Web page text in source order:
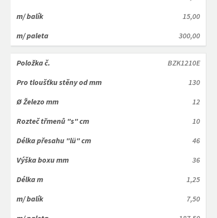
15,00
300,00
BZK1210E
130
12
10
46
36
1,25
7,50